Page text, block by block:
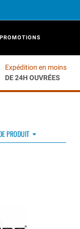
PROMOTIONS
Expédition en moins
DE 24H OUVRÉES
PRODUIT